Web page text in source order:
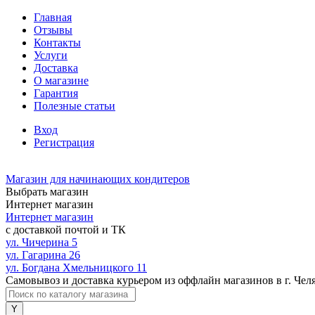
Главная
Отзывы
Контакты
Услуги
Доставка
О магазине
Гарантия
Полезные статьи
Вход
Регистрация
Магазин для начинающих кондитеров
Выбрать магазин
Интернет магазин
Интернет магазин
с доставкой почтой и ТК
ул. Чичерина 5
ул. Гагарина 26
ул. Богдана Хмельницкого 11
Самовывоз и доставка курьером из оффлайн магазинов в г.